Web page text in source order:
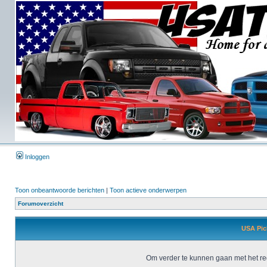
Inloggen
Toon onbeantwoorde berichten | Toon actieve onderwerpen
Forumoverzicht
USA
Om verder te kunnen gaan met het